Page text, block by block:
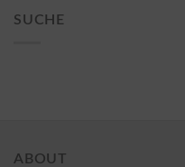
SUCHE
ABOUT